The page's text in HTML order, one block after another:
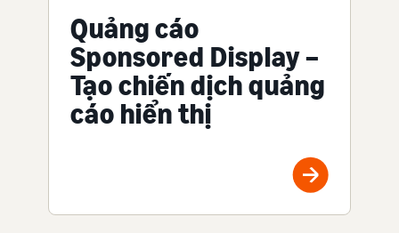
Quảng cáo
Sponsored Display –
Tạo chiến dịch quảng
cáo hiển thị